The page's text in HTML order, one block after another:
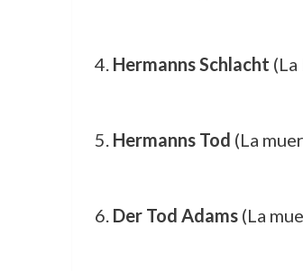
Hermanns Schlacht
Hermanns Tod (La
Der Tod Adams(La